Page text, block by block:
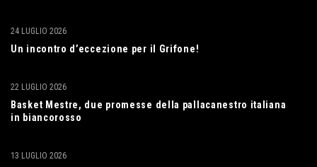
Un incontro d’eccezione per il Grifone!
24 LUGLIO 2026
Basket Mestre, due promesse della pallacanestro italiana
in biancorosso
22 LUGLIO 2026
13 LUGLIO 2026